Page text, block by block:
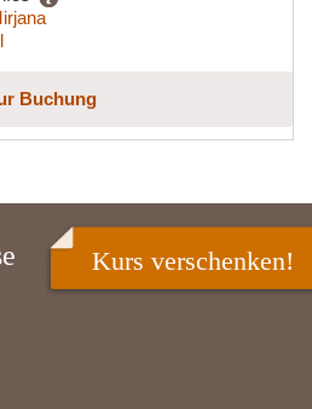
Buchung
Kurs verschenken!